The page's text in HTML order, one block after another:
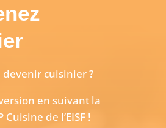
devenir cuisinier ?
en suivant la
de l’EISF !